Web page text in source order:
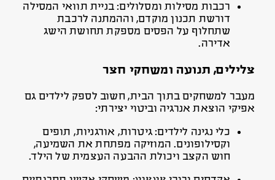
רכבות מסילות ומסלולים: בניית תוואי המסילה
דורשת תכנון מוקדם, וההמתנה לרכבת
שתחלוף על הפסים מספקת תחושת הישג
אדירה.
צלילים, תנועה ומשחקי חצר
מעבר למשחקים בתוך הבית, חשוב לספק לילדים גם
אפיקי הוצאת אנרגיה וביטוי יצירתי:
כלי נגינה לילדים: גיטרות, אורגניות, תופים
וקסילופונים. המוזיקה מפתחת את השמיעה,
חוש הקצב ויכולת ההבעה העצמית של הילד.